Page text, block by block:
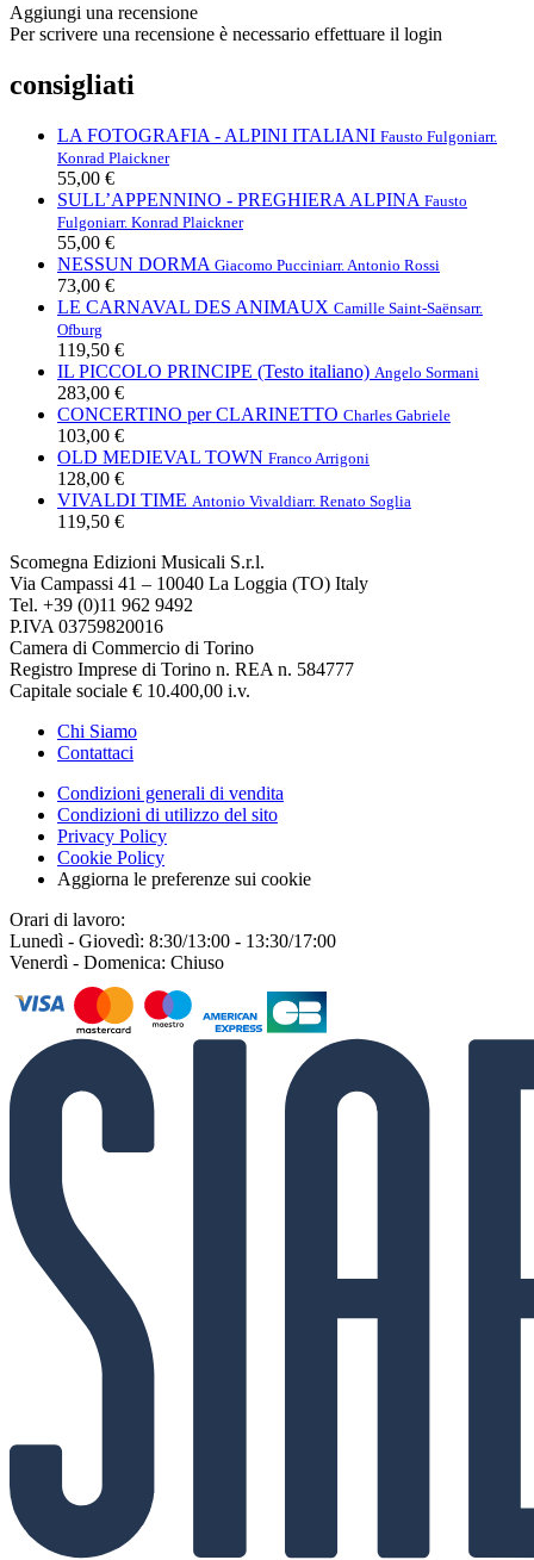
Aggiungi una recensione
Per scrivere una recensione è necessario effettuare il login
consigliati
LA FOTOGRAFIA - ALPINI ITALIANI Fausto Fulgoniarr.
Konrad Plaickner
55,00 €
SULL’APPENNINO - PREGHIERA ALPINA Fausto
Fulgoniarr. Konrad Plaickner
55,00 €
NESSUN DORMA Giacomo Pucciniarr. Antonio Rossi
73,00 €
LE CARNAVAL DES ANIMAUX Camille Saint-Saënsarr.
Ofburg
119,50 €
IL PICCOLO PRINCIPE (Testo italiano) Angelo Sormani
283,00 €
CONCERTINO per CLARINETTO Charles Gabriele
103,00 €
OLD MEDIEVAL TOWN Franco Arrigoni
128,00 €
VIVALDI TIME Antonio Vivaldiarr. Renato Soglia
119,50 €
Scomegna Edizioni Musicali S.r.l.
Via Campassi 41 – 10040 La Loggia (TO) Italy
Tel. +39 (0)11 962 9492
P.IVA 03759820016
Camera di Commercio di Torino
Registro Imprese di Torino n. REA n. 584777
Capitale sociale € 10.400,00 i.v.
Chi Siamo
Contattaci
Condizioni generali di vendita
Condizioni di utilizzo del sito
Privacy Policy
Cookie Policy
Aggiorna le preferenze sui cookie
Orari di lavoro:
Lunedì - Giovedì: 8:30/13:00 - 13:30/17:00
Venerdì - Domenica: Chiuso